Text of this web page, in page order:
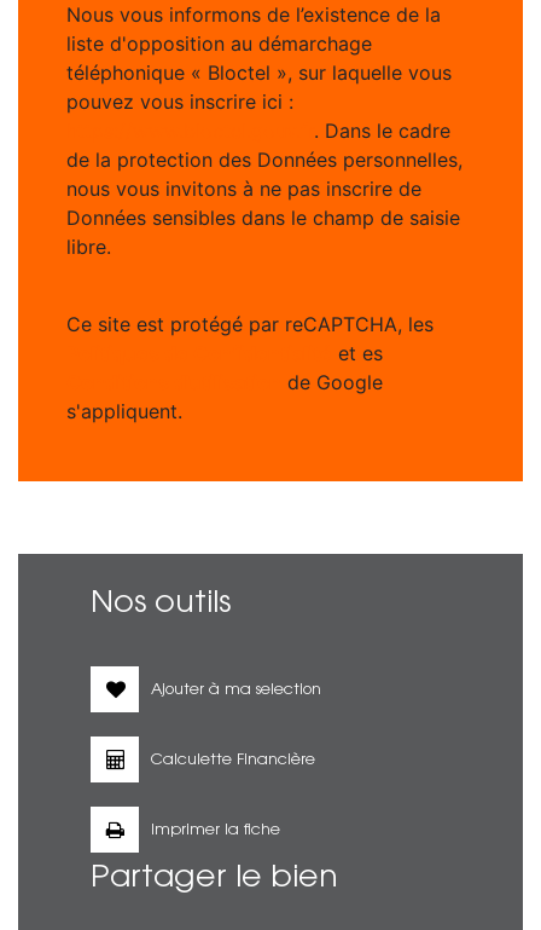
Nous vous informons de l’existence de la
liste d'opposition au démarchage
téléphonique « Bloctel », sur laquelle vous
pouvez vous inscrire ici :
. Dans le cadre
de la protection des Données personnelles,
nous vous invitons à ne pas inscrire de
Données sensibles dans le champ de saisie
libre.
Ce site est protégé par reCAPTCHA, les
et es
de Google
s'appliquent.
Nos outils
Ajouter à ma selection
Calculette Financière
Imprimer la fiche
Partager le bien